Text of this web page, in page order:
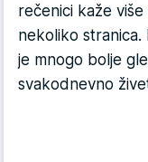
rečenici kaže
nekoliko stranica.
je mnogo bolje
svakodnevno